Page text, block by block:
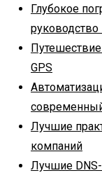
Глубокое
GPS
Лучшие
компаний
Лучшие